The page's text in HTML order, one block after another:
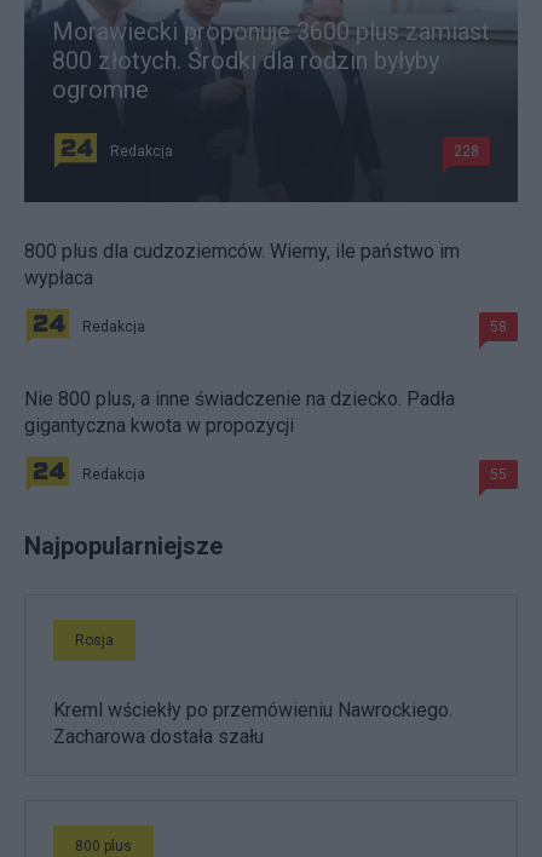
Morawiecki proponuje 3600 plus zamiast
800 złotych. Środki dla rodzin byłyby
ogromne
Redakcja 228
800 plus dla cudzoziemców. Wiemy, ile państwo im
wypłaca
Redakcja 58
Nie 800 plus, a inne świadczenie na dziecko. Padła
gigantyczna kwota w propozycji
Redakcja 55
Najpopularniejsze
Rosja
Kreml wściekły po przemówieniu Nawrockiego.
Zacharowa dostała szału
800 plus